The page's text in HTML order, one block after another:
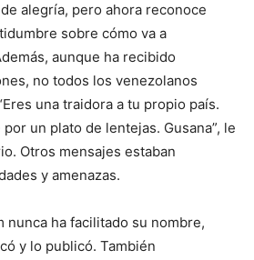
alegría, pero ahora reconoce
sobre cómo va a
aunque ha recibido
no todos los venezolanos
una traidora a tu propio país.
un plato de lentejas. Gusana”, le
Otros mensajes estaban
y amenazas.
nunca ha facilitado su nombre,
y lo publicó. También